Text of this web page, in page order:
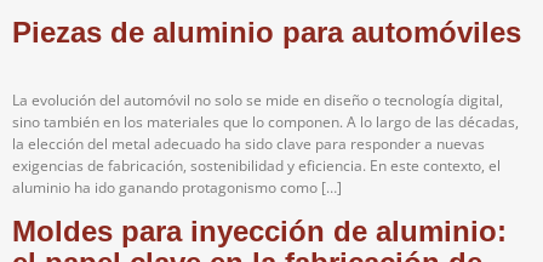
Piezas de aluminio para automóviles
La evolución del automóvil no solo se mide en diseño o tecnología digital,
sino también en los materiales que lo componen. A lo largo de las décadas,
la elección del metal adecuado ha sido clave para responder a nuevas
exigencias de fabricación, sostenibilidad y eficiencia. En este contexto, el
aluminio ha ido ganando protagonismo como […]
Moldes para inyección de aluminio: